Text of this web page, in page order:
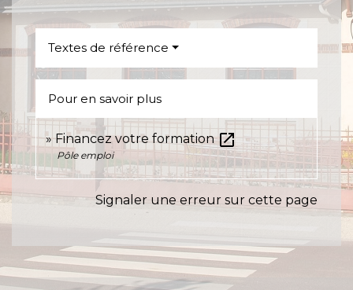
Textes de référence
Pour en savoir plus
Financez votre formationopen_in_new
Pôle emploi
Signaler une erreur sur cette page